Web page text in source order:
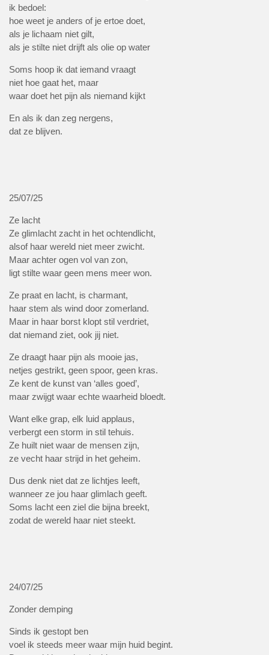
ik bedoel:
hoe weet je anders of je ertoe doet,
als je lichaam niet gilt,
als je stilte niet drijft als olie op water
Soms hoop ik dat iemand vraagt
niet hoe gaat het, maar
waar doet het pijn als niemand kijkt
En als ik dan zeg nergens,
dat ze blijven.
25/07/25
Ze lacht
Ze glimlacht zacht in het ochtendlicht,
alsof haar wereld niet meer zwicht.
Maar achter ogen vol van zon,
ligt stilte waar geen mens meer won.
Ze praat en lacht, is charmant,
haar stem als wind door zomerland.
Maar in haar borst klopt stil verdriet,
dat niemand ziet, ook jij niet.
Ze draagt haar pijn als mooie jas,
netjes gestrikt, geen spoor, geen kras.
Ze kent de kunst van ‘alles goed’,
maar zwijgt waar echte waarheid bloedt.
Want elke grap, elk luid applaus,
verbergt een storm in stil tehuis.
Ze huilt niet waar de mensen zijn,
ze vecht haar strijd in het geheim.
Dus denk niet dat ze lichtjes leeft,
wanneer ze jou haar glimlach geeft.
Soms lacht een ziel die bijna breekt,
zodat de wereld haar niet steekt.
24/07/25
Zonder demping
Sinds ik gestopt ben
voel ik steeds meer waar mijn huid begint.